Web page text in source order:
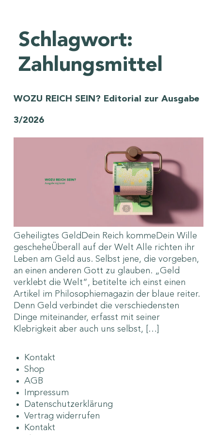
Schlagwort:
Zahlungsmittel
WOZU REICH SEIN? Editorial zur Ausgabe
3/2026
Geheiligtes GeldDein Reich kommeDein Wille
gescheheÜberall auf der Welt Alle richten ihr
Leben am Geld aus. Selbst jene, die vorgeben,
an einen anderen Gott zu glauben. „Geld
verklebt die Welt“, betitelte ich einst einen
Artikel im Philosophiemagazin der blaue reiter.
Denn Geld verbindet die verschiedensten
Dinge miteinander, erfasst mit seiner
Klebrigkeit aber auch uns selbst, […]
Kontakt
Shop
AGB
Impressum
Datenschutzerklärung
Vertrag widerrufen
Kontakt